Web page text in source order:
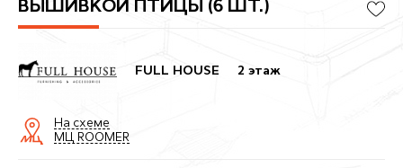
ВЫШИВКОЙ ПТИЦЫ (6 ШТ.)
FULL HOUSE 2 этаж
На схеме
МЦ ROOMER